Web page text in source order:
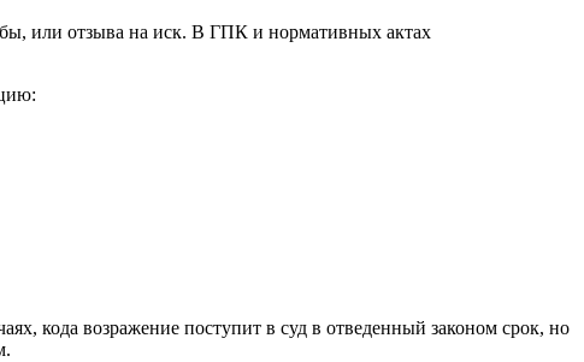
или отзыва на иск. В ГПК и нормативных актах
кода возражение поступит в суд в отведенный законом срок, но